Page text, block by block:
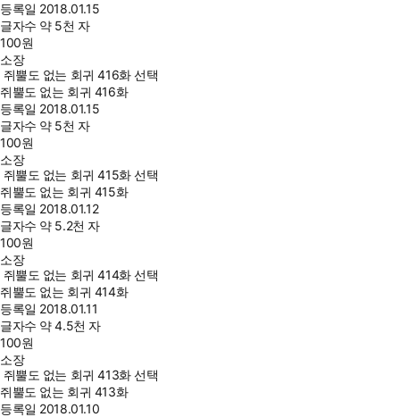
등록일 2018.01.15
글자수 약 5천 자
100원
소장
쥐뿔도 없는 회귀 416화 선택
쥐뿔도 없는 회귀 416화
등록일 2018.01.15
글자수 약 5천 자
100원
소장
쥐뿔도 없는 회귀 415화 선택
쥐뿔도 없는 회귀 415화
등록일 2018.01.12
글자수 약 5.2천 자
100원
소장
쥐뿔도 없는 회귀 414화 선택
쥐뿔도 없는 회귀 414화
등록일 2018.01.11
글자수 약 4.5천 자
100원
소장
쥐뿔도 없는 회귀 413화 선택
쥐뿔도 없는 회귀 413화
등록일 2018.01.10